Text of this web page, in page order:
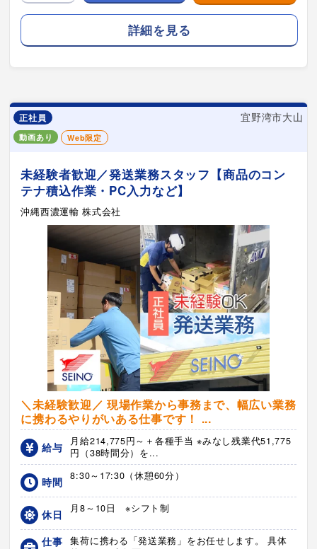
詳細を見る
正社員 宜野湾市大山
動画あり Web限定
未経験者歓迎／発送業務スタッフ【商品のコン
テナ積込作業・PC入力など】
沖縄西濃運輸 株式会社
＼未経験歓迎／ 現場作業から事務まで、幅広い業務
に携わるやりがいある仕事です！ ...
給与
月給214,775円～＋各種手当 ※みなし残業代51,775
円（38時間分）を...
時間 8:30～17:30（休憩60分）
休日 月8～10日 ※シフト制
仕事
集荷に携わる「発送業務」をお任せします。 具体